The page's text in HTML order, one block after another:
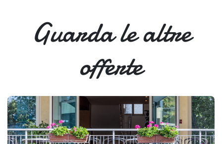
Guarda le altre
offerte